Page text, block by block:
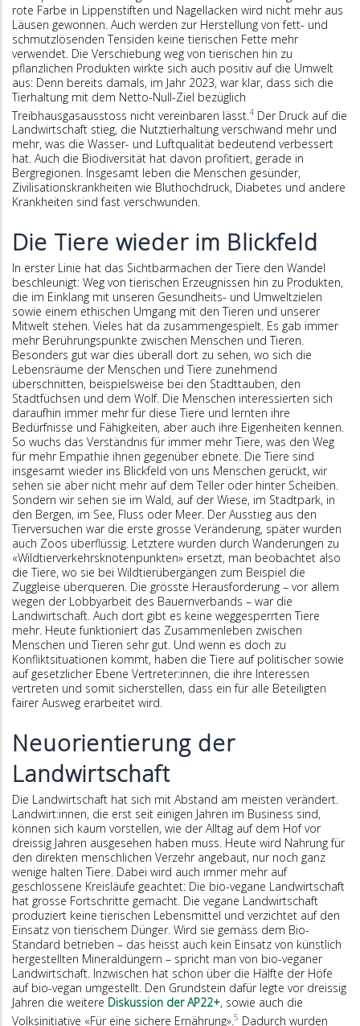
rote Farbe in Lippenstiften und Nagellacken wird nicht mehr aus
Läusen gewonnen. Auch werden zur Herstellung von fett- und
schmutzlösenden Tensiden keine tierischen Fette mehr
verwendet. Die Verschiebung weg von tierischen hin zu
pflanzlichen Produkten wirkte sich auch positiv auf die Umwelt
aus: Denn bereits damals, im Jahr 2023, war klar, dass sich die
Tierhaltung mit dem Netto-Null-Ziel bezüglich
Treibhausgasausstoss nicht vereinbaren lässt. 4 Der Druck auf die
Landwirtschaft stieg, die Nutztierhaltung verschwand mehr und
mehr, was die Wasser- und Luftqualität bedeutend verbessert
hat. Auch die Biodiversität hat davon profitiert, gerade in
Bergregionen. Insgesamt leben die Menschen gesünder,
Zivilisationskrankheiten wie Bluthochdruck, Diabetes und andere
Krankheiten sind fast verschwunden.
Die Tiere wieder im Blickfeld
In erster Linie hat das Sichtbarmachen der Tiere den Wandel
beschleunigt: Weg von tierischen Erzeugnissen hin zu Produkten,
die im Einklang mit unseren Gesundheits- und Umweltzielen
sowie einem ethischen Umgang mit den Tieren und unserer
Mitwelt stehen. Vieles hat da zusammengespielt. Es gab immer
mehr Berührungspunkte zwischen Menschen und Tieren.
Besonders gut war dies überall dort zu sehen, wo sich die
Lebensräume der Menschen und Tiere zunehmend
überschnitten, beispielsweise bei den Stadttauben, den
Stadtfüchsen und dem Wolf. Die Menschen interessierten sich
daraufhin immer mehr für diese Tiere und lernten ihre
Bedürfnisse und Fähigkeiten, aber auch ihre Eigenheiten kennen.
So wuchs das Verständnis für immer mehr Tiere, was den Weg
für mehr Empathie ihnen gegenüber ebnete. Die Tiere sind
insgesamt wieder ins Blickfeld von uns Menschen gerückt, wir
sehen sie aber nicht mehr auf dem Teller oder hinter Scheiben.
Sondern wir sehen sie im Wald, auf der Wiese, im Stadtpark, in
den Bergen, im See, Fluss oder Meer. Der Ausstieg aus den
Tierversuchen war die erste grosse Veränderung, später wurden
auch Zoos überflüssig. Letztere wurden durch Wanderungen zu
«Wildtierverkehrsknotenpunkten» ersetzt, man beobachtet also
die Tiere, wo sie bei Wildtierübergängen zum Beispiel die
Zuggleise überqueren. Die grösste Herausforderung – vor allem
wegen der Lobbyarbeit des Bauernverbands – war die
Landwirtschaft. Auch dort gibt es keine weggesperrten Tiere
mehr. Heute funktioniert das Zusammenleben zwischen
Menschen und Tieren sehr gut. Und wenn es doch zu
Konfliktsituationen kommt, haben die Tiere auf politischer sowie
auf gesetzlicher Ebene Vertreter:innen, die ihre Interessen
vertreten und somit sicherstellen, dass ein für alle Beteiligten
fairer Ausweg erarbeitet wird.
Neuorientierung der
Landwirtschaft
Die Landwirtschaft hat sich mit Abstand am meisten verändert.
Landwirt:innen, die erst seit einigen Jahren im Business sind,
können sich kaum vorstellen, wie der Alltag auf dem Hof vor
dreissig Jahren ausgesehen haben muss. Heute wird Nahrung für
den direkten menschlichen Verzehr angebaut, nur noch ganz
wenige halten Tiere. Dabei wird auch immer mehr auf
geschlossene Kreisläufe geachtet: Die bio-vegane Landwirtschaft
hat grosse Fortschritte gemacht. Die vegane Landwirtschaft
produziert keine tierischen Lebensmittel und verzichtet auf den
Einsatz von tierischem Dünger. Wird sie gemäss dem Bio-
Standard betrieben – das heisst auch kein Einsatz von künstlich
hergestellten Mineraldüngern – spricht man von bio-veganer
Landwirtschaft. Inzwischen hat schon über die Hälfte der Höfe
auf bio-vegan umgestellt. Den Grundstein dafür legte vor dreissig
Jahren die weitere Diskussion der AP22+, sowie auch die
Volksinitiative «Für eine sichere Ernährung».5 Dadurch wurden